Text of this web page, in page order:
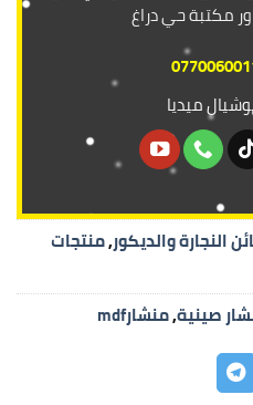
مكتبة حي دراغ
ميديا
النجارة والديكور,منتجات
صينية,منشارmdf